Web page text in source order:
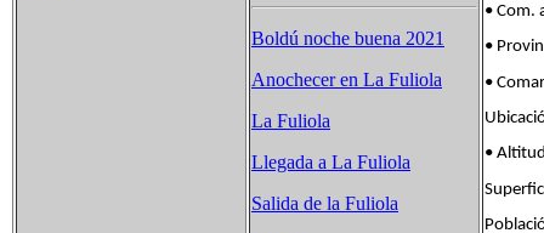
Boldú noche buena 2021
Anochecer en La Fuliola
La Fuliola
Llegada a La Fuliola
Salida de la Fuliola
•
•
•
•